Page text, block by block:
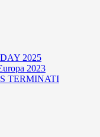
2025
2023
TERMINATI